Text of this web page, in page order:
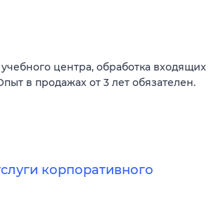
центра, обработка входящих
в продажах от 3 лет обязателен.
корпоративного